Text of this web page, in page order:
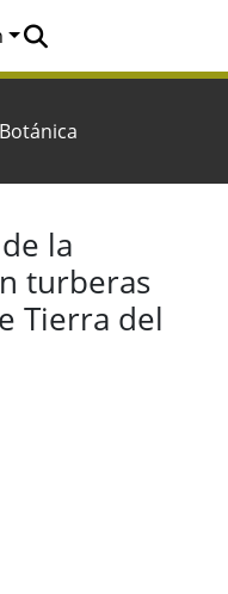
Naturalis
Botánica
la
turberas
Tierra del